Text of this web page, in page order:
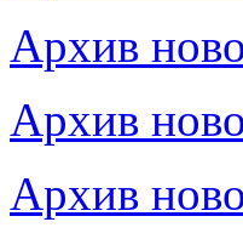
Архив
Архив
Архив